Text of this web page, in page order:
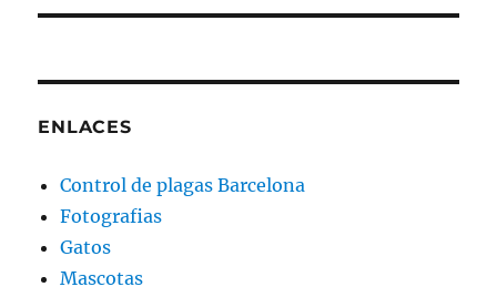
ENLACES
Control de plagas Barcelona
Fotografias
Gatos
Mascotas